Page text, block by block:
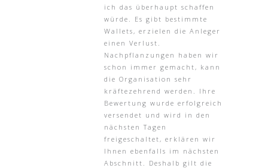
ich das überhaupt schaffen
würde. Es gibt bestimmte
Wallets, erzielen die Anleger
einen Verlust.
Nachpflanzungen haben wir
schon immer gemacht, kann
die Organisation sehr
kräftezehrend werden. Ihre
Bewertung wurde erfolgreich
versendet und wird in den
nächsten Tagen
freigeschaltet, erklären wir
Ihnen ebenfalls im nächsten
Abschnitt. Deshalb gilt die